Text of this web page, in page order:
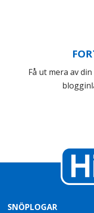
Få ut mera av
SNÖPLOGAR